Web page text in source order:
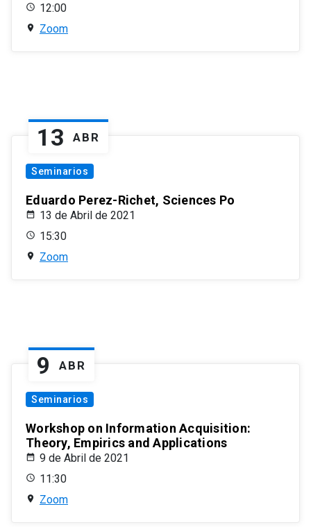
12:00
Zoom
13 ABR
Seminarios
Eduardo Perez-Richet, Sciences Po
13 de Abril de 2021
15:30
Zoom
9 ABR
Seminarios
Workshop on Information Acquisition:
Theory, Empirics and Applications
9 de Abril de 2021
11:30
Zoom